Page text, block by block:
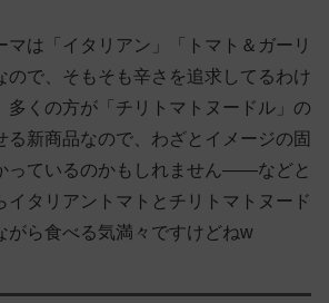
マは「イタリアン」「トマト＆ガーリ
ので、そもそも辛さを追求してるわけ
多くの方が「チリトマトヌードル」の
る新商品なので、わざとイメージの固
っているのかもしれません——などと
イタリアントマトとチリトマトヌード
がら食べる気満々ですけどねw